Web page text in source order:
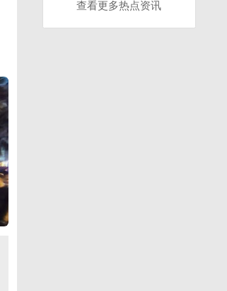
查看更多热点资讯
查看更多热点资讯